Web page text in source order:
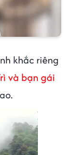
khắc riêng
và bạn gái